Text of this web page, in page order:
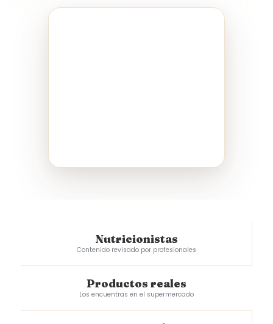
Nutricionistas
Contenido revisado por profesionales
Productos reales
Los encuentras en el supermercado